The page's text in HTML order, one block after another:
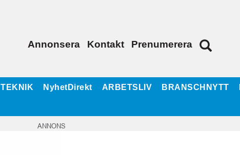
Annonsera Kontakt Prenumerera
TEKNIK NyhetDirekt ARBETSLIV BRANSCHNYTT
ANNONS